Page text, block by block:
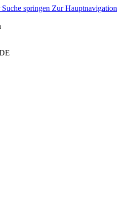
springen Zur Hauptnavigation